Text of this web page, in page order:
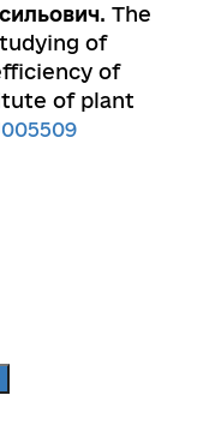
. The
of
of
of plant